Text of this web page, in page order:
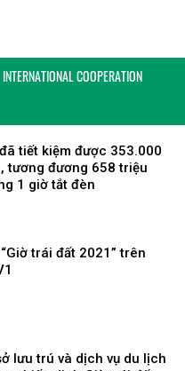
INTERNATIONAL COOPERATION
TRÁI ĐẤT
tiết kiệm được 353.000
tương đương 658 triệu
1 giờ tắt đèn
trái đất 2021” trên
lưu trú và dịch vụ du lịch